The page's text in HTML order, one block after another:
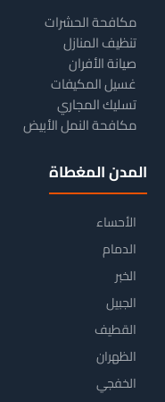
مكافحة الحشرات
تنظيف المنازل
صيانة الأفران
غسيل المكيفات
تسليك المجاري
مكافحة النمل الأبيض
المدن المغطاة
الأحساء
الدمام
الخبر
الجبيل
القطيف
الظهران
الخفجي